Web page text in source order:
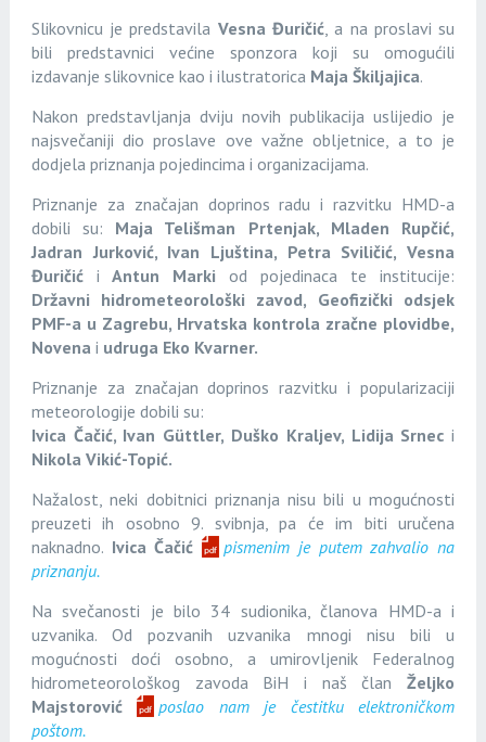
Slikovnicu je predstavila Vesna Đuričić , a na proslavi su
bili predstavnici većine sponzora koji su omogućili
izdavanje slikovnice kao i ilustratorica Maja Škiljajica.
Nakon predstavljanja dviju novih publikacija uslijedio je
najsvečaniji dio proslave ove važne obljetnice, a to je
dodjela priznanja pojedincima i organizacijama.
Priznanje za značajan doprinos radu i razvitku HMD-a
dobili su: Maja Telišman Prtenjak, Mladen Rupčić,
Jadran Jurković, Ivan Ljuština, Petra Sviličić, Vesna
Đuričić i Antun Markiod pojedinaca te institucije:
Državni hidrometeorološki zavod, Geofizički odsjek
PMF-a u Zagrebu, Hrvatska kontrola zračne plovidbe,
Novena i udruga Eko Kvarner.
Priznanje za značajan doprinos razvitku i popularizaciji
meteorologije dobili su:
Ivica Čačić, Ivan Güttler, Duško Kraljev, Lidija Srneci
Nikola Vikić-Topić.
Nažalost, neki dobitnici priznanja nisu bili u mogućnosti
preuzeti ih osobno 9. svibnja, pa će im biti uručena
naknadno. Ivica Čačić
pismenim je putem zahvalio na
priznanju.
Na svečanosti je bilo 34 sudionika, članova HMD-a i
uzvanika. Od pozvanih uzvanika mnogi nisu bili u
mogućnosti doći osobno, a umirovljenik Federalnog
hidrometeorološkog zavoda BiH i naš član Željko
Majstorović
poslao nam je čestitku elektroničkom
poštom.